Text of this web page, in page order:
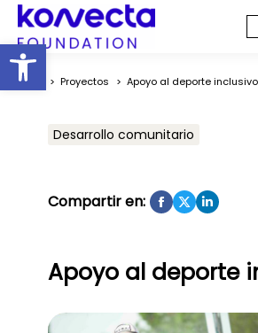
Abrir barra de
Estás aquí:
Proyectos Apoyo al deporte inclusivo
Desarrollo comunitario
Compartir en:
Apoyo al deporte